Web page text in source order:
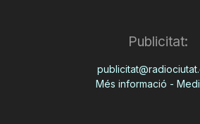
Publicitat:
Més informació -